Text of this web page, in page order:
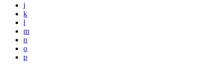
j
k
l
m
n
o
p